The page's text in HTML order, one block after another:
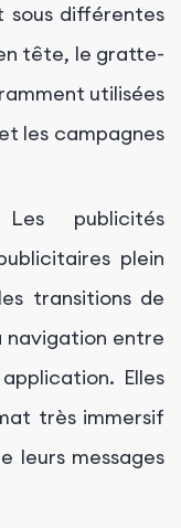
sous différentes
tête, le gratte-
utilisées
les campagnes
publicités
plein
transitions de
navigation entre
Elles
très immersif
leurs messages